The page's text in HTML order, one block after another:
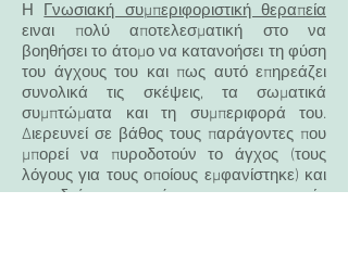
Η Γνωσιακή συμπεριφοριστική θεραπεία
ειναι πολύ αποτελεσματική στο να
βοηθήσει το άτομο να κατανοήσει τη φύση
του άγχους του και πως αυτό επηρεάζει
συνολικά τις σκέψεις, τα σωματικά
συμπτώματα και τη συμπεριφορά του.
Διερευνεί σε βάθος τους παράγοντες που
μπορεί να πυροδοτούν το άγχος (τους
λόγους για τους οποίους εμφανίστηκε) και
εκπαιδεύει το άτομο σε τεχνικές